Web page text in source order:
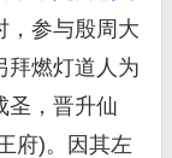
，参与殷周大
拜燃灯道人为
圣，晋升仙
府)。因其左